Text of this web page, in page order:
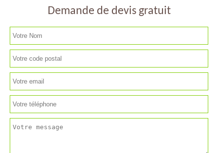
Demande de devis gratuit